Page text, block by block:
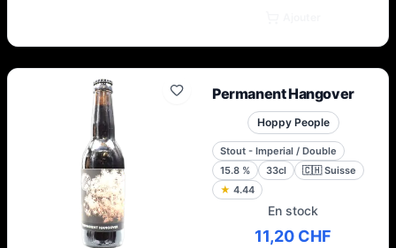
Permanent Hangover
Hoppy People
Stout - Imperial / Double
15.8 % 33cl 🇨🇭 Suisse
★ 4.44
En stock
11,20 CHF